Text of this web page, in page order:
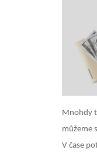
Mnohdy
můžeme
V čase